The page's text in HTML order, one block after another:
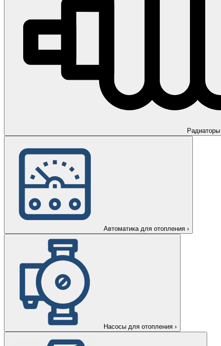
Радиаторы
Автоматика для отопления ›
Насосы для отопления ›